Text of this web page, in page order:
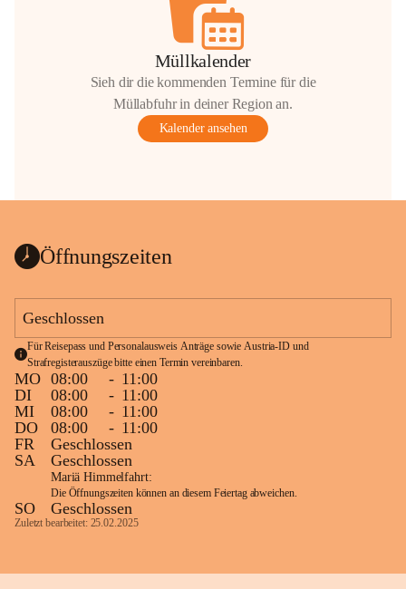
Müllkalender
Sieh dir die kommenden Termine für die
Müllabfuhr in deiner Region an.
Kalender ansehen
Öffnungszeiten
Geschlossen
Für Reisepass und Personalausweis Anträge sowie Austria-ID und
Strafregisterauszüge bitte einen Termin vereinbaren.
MO 08:00 - 11:00
DI
08:00 - 11:00
MI
08:00 - 11:00
DO
08:00 - 11:00
FR
Geschlossen
SA
Geschlossen
Mariä Himmelfahrt:
Die Öffnungszeiten können an diesem Feiertag abweichen.
SO Geschlossen
Zuletzt bearbeitet: 25.02.2025